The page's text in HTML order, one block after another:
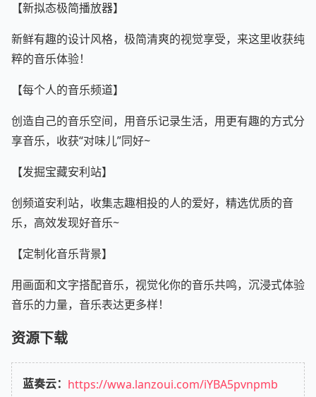
【新拟态极简播放器】
新鲜有趣的设计风格，极简清爽的视觉享受，来这里收获纯
粹的音乐体验！
【每个人的音乐频道】
创造自己的音乐空间，用音乐记录生活，用更有趣的方式分
享音乐，收获“对味儿”同好~
【发掘宝藏安利站】
创频道安利站，收集志趣相投的人的爱好，精选优质的音
乐，高效发现好音乐~
【定制化音乐背景】
用画面和文字搭配音乐，视觉化你的音乐共鸣，沉浸式体验
音乐的力量，音乐表达更多样！
资源下载
蓝奏云： https://wwa.lanzoui.com/iYBA5pvnpmb